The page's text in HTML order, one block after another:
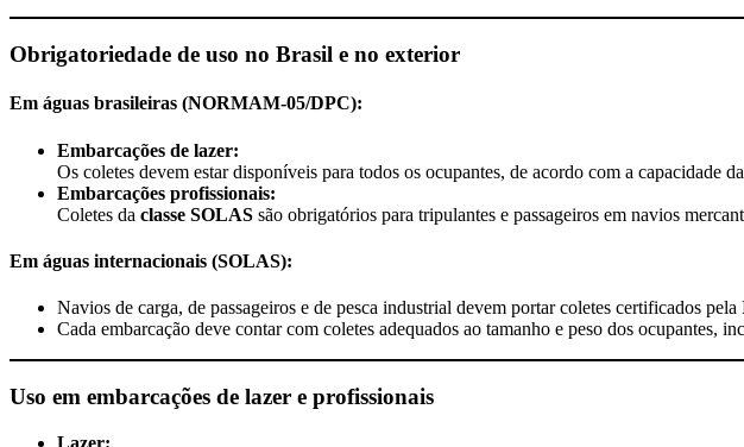
Obrigatoriedade de uso no Brasil e no exterior
Em águas brasileiras (NORMAM-05/DPC):
Embarcações de lazer:
Os coletes devem estar disponíveis para todos os ocupantes, de acordo com a capacidade
Embarcações profissionais:
Coletes da classe SOLAS são obrigatórios para tripulantes e passageiros em navios
Em águas internacionais (SOLAS):
Navios de carga, de passageiros e de pesca industrial devem portar coletes certificados pela
Cada embarcação deve contar com coletes adequados ao tamanho e peso dos ocupantes,
Uso em embarcações de lazer e profissionais
Lazer: